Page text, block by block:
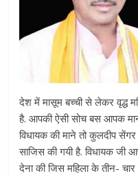
देश में मासूम बच्ची से लेकर वृद्ध
है. आपकी ऐसी सोच बस आपक
विधायक की माने तो कुलदीप
साजिस की गयी है. विधायक जी
देना की जिस महिला के तीन-